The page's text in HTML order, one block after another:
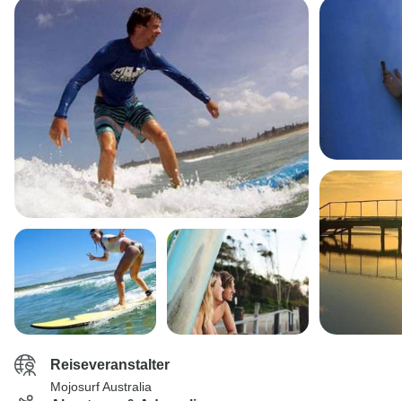
Reiseveranstalter
Mojosurf Australia